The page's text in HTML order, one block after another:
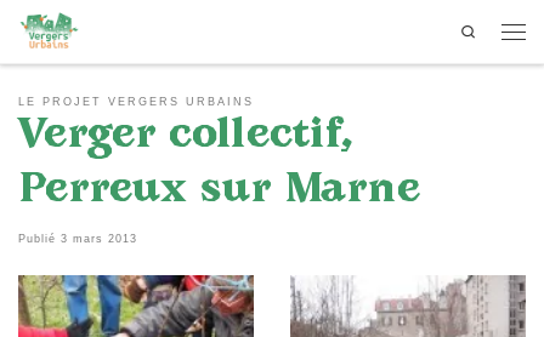
Passer au contenu
Search
LE PROJET VERGERS URBAINS
Verger collectif,
Perreux sur Marne
Publié 3 mars 2013